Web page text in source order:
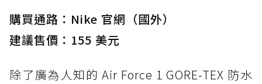
購買通路：Nike 官網（國外）
建議售價：155 美元
除了廣為人知的 Air Force 1 GORE-TEX 防水